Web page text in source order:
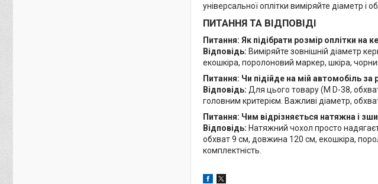
універсальної оплітки виміряйте діаметр і
ПИТАННЯ ТА ВІДПОВІДІ
Питання: Як підібрати розмір оплітки
Відповідь: Виміряйте зовнішній діаметр
екошкіра, поролоновий маркер, шкіра,
Питання: Чи підійде на мій автомобіль
Відповідь: Для цього товару (М D-38,
головним критерієм. Важливі діаметр,
Питання: Чим відрізняється натяжна і
Відповідь: Натяжний чохол просто
обхват 9 см, довжина 120 см, екошкіра,
комплектність.